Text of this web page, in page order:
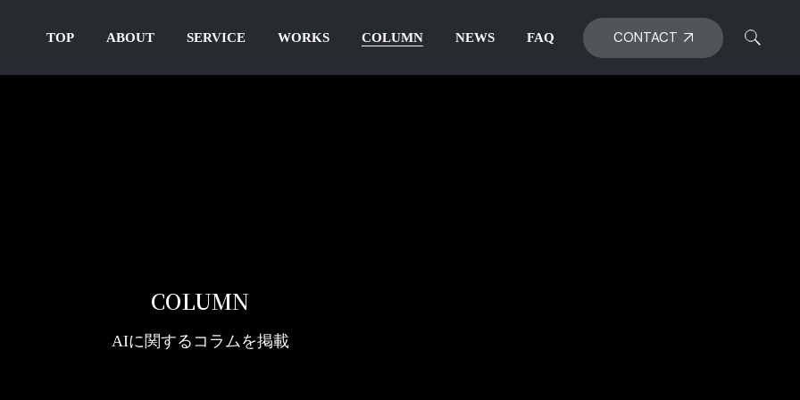
TOP ABOUT SERVICE WORKS COLUMN NEWS FAQ CONTACT
COLUMN
AIに関するコラムを掲載